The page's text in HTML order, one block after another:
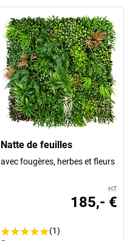
Natte de feuilles
avec fougères, herbes et fleurs
HT
185,- €
(1)